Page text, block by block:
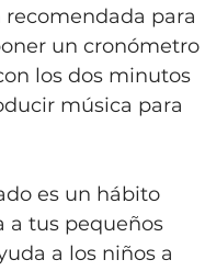
para
un cronómetro
los dos minutos
música para
es un hábito
a tus pequeños
a los niños a